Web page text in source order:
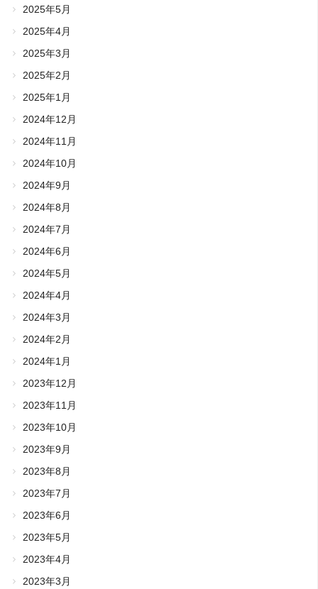
2025年5月
2025年4月
2025年3月
2025年2月
2025年1月
2024年12月
2024年11月
2024年10月
2024年9月
2024年8月
2024年7月
2024年6月
2024年5月
2024年4月
2024年3月
2024年2月
2024年1月
2023年12月
2023年11月
2023年10月
2023年9月
2023年8月
2023年7月
2023年6月
2023年5月
2023年4月
2023年3月